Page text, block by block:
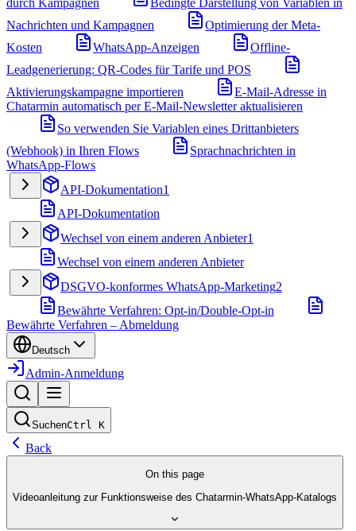
durch Kampagnen
Bedingte Darstellung von Variablen in
Nachrichten und Kampagnen
Optimierung der Meta-
Kosten
WhatsApp-Anzeigen
Offline-
Leadgenerierung: QR-Codes für Tarife und POS
Aktivierungskampagne importieren
E-Mail-Adresse in
Chatarmin automatisch per E-Mail-Newsletter aktualisieren
So verwenden Sie Variablen eines Drittanbieters
(Webhook) in Ihren Flows
Sprachnachrichten in
WhatsApp-Flows
API-Dokumentation1
API-Dokumentation
Wechsel von einem anderen Anbieter1
Wechsel von einem anderen Anbieter
DSGVO-konformes WhatsApp-Marketing2
Bewährte Verfahren: Opt-in/Double-Opt-in
Bewährte Verfahren – Abmeldung
Deutsch
Admin-Anmeldung
SuchenCtrl K
Back
On this page
Videoanleitung zur Funktionsweise des Chatarmin-WhatsApp-Katalogs